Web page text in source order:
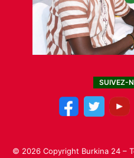
SUIVEZ-
© 2026 Copyright Burkina 24 –